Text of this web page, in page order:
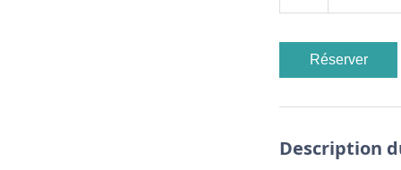
Réserver
Description